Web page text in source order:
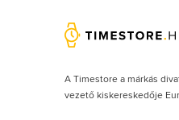
A Timestore a márkás
vezető kiskereskedője